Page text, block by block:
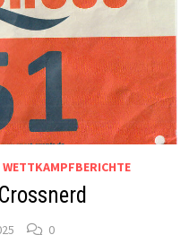
WETTKAMPFBERICHTE
0